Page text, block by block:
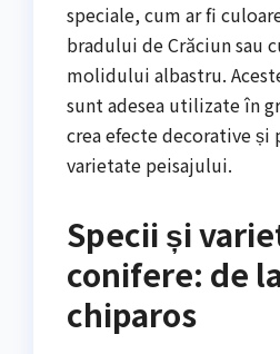
speciale, cum ar fi
bradului de Crăciun sau
molidului albastru.
sunt adesea utilizate în
crea efecte decorative și
varietate peisajului.
Specii și
conifere: de
chiparos